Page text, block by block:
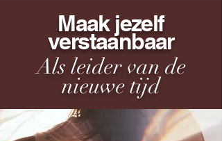
Maak jezelf
verstaanbaar
Als leider van de
nieuwe tijd